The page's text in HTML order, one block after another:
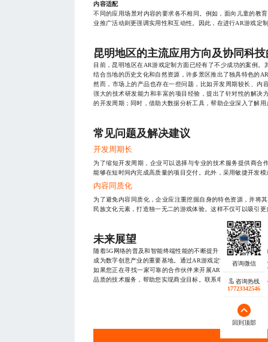
内容适配
不同的应用场景对内容的要求各不相同。例如，面向儿童的教
业推广活动则更强调实用性和互动性。因此，在进行AR游戏定
昆明地区的主流应用方向及协同科
目前，昆明地区在AR游戏定制方面已经有了不少成功的案例
结合当地的历史文化和自然资源，许多景区推出了独具特色的
然而，市场上的产品也存在一些问题，比如开发周期较长、内
强大的技术研发能力和丰富的项目经验，提出了针对性的解决
的开发周期；同时，借助大数据分析工具，帮助企业深入了解
常见问题及解决建议
开发周期长
为了缩短开发周期，企业可以选择与专业的技术服务提供商合
能够在短时间内完成高质量的项目交付。此外，采用敏捷开发
内容同质化
为了避免内容同质化，企业应注重挖掘自身的特色资源，并将
民族文化元素，打造独一无二的游戏体验。这样不仅可以吸引
未来展望
随着5G网络的普及和智能终端性能的不断提升，AR技术的应
成为数字创意产业的重要基地。通过AR游戏定制，企业不仅可
如果您正在寻找一家可靠的合作伙伴来开展AR游戏定制项目
品质的技术服务，帮助您实现商业目标。联系电话17723342546
— THE
咨询热线
17723342546
回到顶部